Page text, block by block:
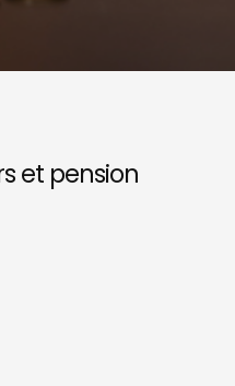
et pension